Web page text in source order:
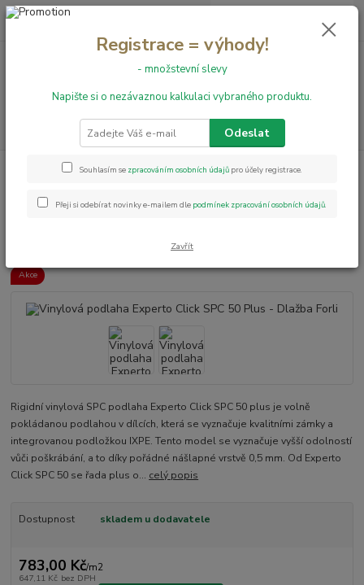
+420 731 199 591 0,00 Kč
Vinylové podlahy
Vinylová podlaha Experto Click SPC 50 Plus -
Vinylová podlaha Experto Click
SPC 50 Plus - Dlažba Forli
Akce
Rigidní vinylová SPC podlaha Experto Click SPC 50 plus je volně
pokládanou podlahou v dílcích, která se vyznačuje kvalitními zámky a
integrovanou podložkou IXPE. Tento model se vyznačuje vyšší odolností
vůči poškrábání, a to díky pořádné nášlapné vrstvě 0,5 mm. Od Experto
Click SPC 50 se řada plus o... celý popis
Dostupnost skladem u dodavatele
783,00 Kč/m2
647,11 Kč bez DPH
Registrace = výhody!
- množstevní slevy
Napište si o nezávaznou kalkulaci vybraného produktu.
Odeslat
Souhlasím se zpracováním osobních údajů pro účely registrace.
Přeji si odebírat novinky e-mailem dle podmínek zpracování osobních údajů.
Zavřít